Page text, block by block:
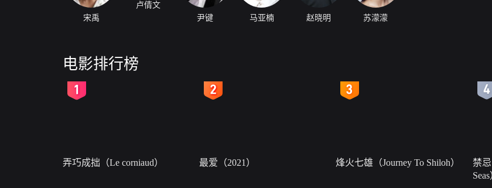
宋禹
卢倩文
尹键
马亚楠 赵晓明 苏濛濛
电影排行榜
弄巧成拙（Le corniaud） 最爱（2021） 烽火七雄（Journey To Shiloh）
禁
Seas